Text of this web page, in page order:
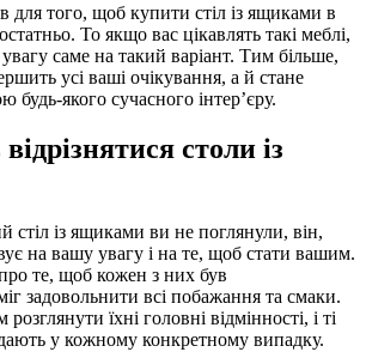
для того, щоб купити стіл із ящиками в
То якщо вас цікавлять такі меблі,
саме на такий варіант. Тим більше,
усі ваші очікування, а й стане
якого сучасного інтер’єру.
столи із
стіл із ящиками ви не поглянули, він,
на вашу увагу і на те, щоб стати вашим.
те, щоб кожен з них був
задовольнити всі побажання та смаки.
їхні головні відмінності, і ті
у кожному конкретному випадку.